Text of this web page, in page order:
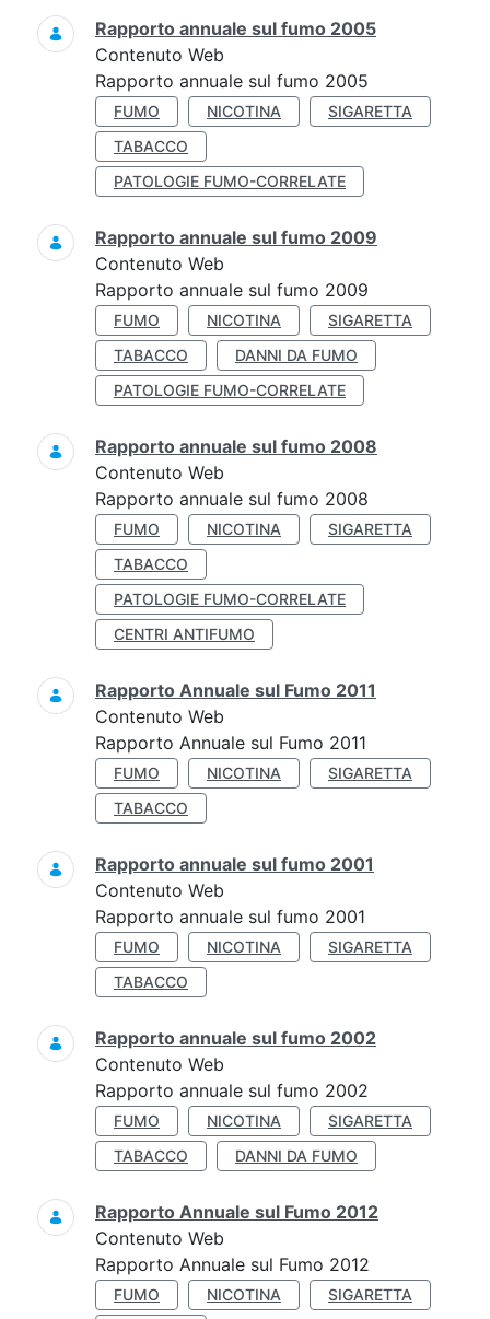
Rapporto annuale sul fumo 2005
Contenuto Web
Rapporto annuale sul fumo 2005
FUMO NICOTINA
SIGARETTA
TABACCO
PATOLOGIE FUMO-CORRELATE
Rapporto annuale sul fumo 2009
Contenuto Web
Rapporto annuale sul fumo 2009
FUMO NICOTINA
SIGARETTA
TABACCO
DANNI DA FUMO
PATOLOGIE FUMO-CORRELATE
Rapporto annuale sul fumo 2008
Contenuto Web
Rapporto annuale sul fumo 2008
FUMO NICOTINA
SIGARETTA
TABACCO
PATOLOGIE FUMO-CORRELATE
CENTRI ANTIFUMO
Rapporto Annuale sul Fumo 2011
Contenuto Web
Rapporto Annuale sul Fumo 2011
FUMO NICOTINA
SIGARETTA
TABACCO
Rapporto annuale sul fumo 2001
Contenuto Web
Rapporto annuale sul fumo 2001
FUMO NICOTINA
SIGARETTA
TABACCO
Rapporto annuale sul fumo 2002
Contenuto Web
Rapporto annuale sul fumo 2002
FUMO NICOTINA
SIGARETTA
TABACCO
DANNI DA FUMO
Rapporto Annuale sul Fumo 2012
Contenuto Web
Rapporto Annuale sul Fumo 2012
FUMO NICOTINA
SIGARETTA